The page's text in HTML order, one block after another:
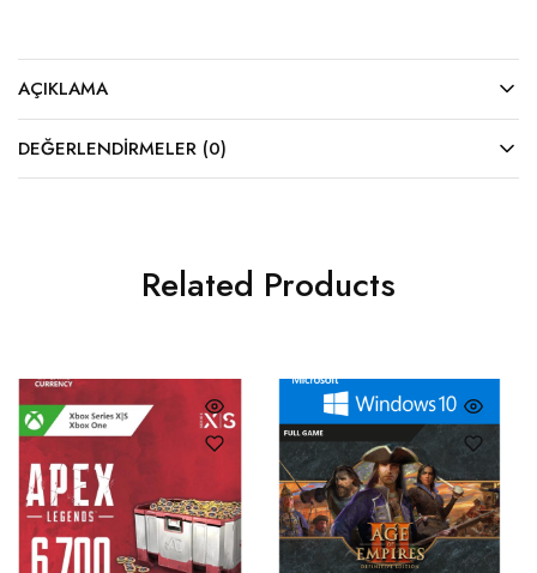
AÇIKLAMA
DEĞERLENDIRMELER (0)
Related Products